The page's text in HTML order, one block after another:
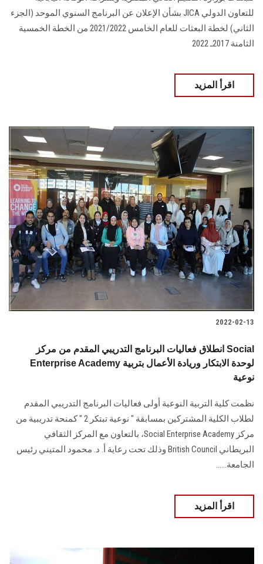
للتعاون الدولي JICA بشأن الإعلان عن البرنامج السنوي الموحد (الجزء
الثاني) لخطة البعثات للعام الخامس 2021/2022 من الخطة الخمسية
الثامنة 2017ـ 2022
اقرأ المزيد
2022-02-13
انطلاق فعاليات البرنامج التدريبي المقدم من مركز Social
Enterprise Academy لوحدة الابتكار وريادة الأعمال بتربية
نوعية
نظمت كلية التربية النوعية أولى فعاليات البرنامج التدريبي المقدم
لطلاب الكلية المشتركين بمسابقة " نوعية تبتكر 2 " كمنحة تدريبية من
مركز Social Enterprise Academy، بالتعاون مع المركز الثقافي
البريطاني British Council وذلك تحت رعاية أ. د. محمود المتيني رئيس
الجامعة......
اقرأ المزيد